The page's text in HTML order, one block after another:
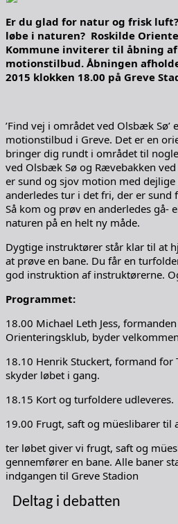
Er du glad for natur og frisk
løbe i naturen? Roskilde
Kommune inviterer til åbning
motionstilbud. Åbningen
2015 klokken 18.00 på Greve
’Find vej i området ved Olsbæk Sø’
motionstilbud i Greve. Det er en
bringer dig rundt i området til
ved Olsbæk Sø og Rævebakken
er sund og sjov motion med dejlige
anderledes tur i det fri, der er sund
Så kom og prøv en anderledes gå-
naturen på en helt ny måde.
Dygtige instruktører står klar til at
at prøve en bane. Du får en
god instruktion af instruktørerne.
Programmet:
18.00 Michael Leth Jess,
Orienteringsklub, byder
18.10 Henrik Stuckert, formand for
skyder løbet i gang.
18.15 Kort og turfoldere udleveres.
19.00 Frugt, saft og müeslibarer til
ter løbet giver vi frugt, saft og
gennemfører en bane. Alle baner
indgangen til Greve Stadion
Deltag i debatten